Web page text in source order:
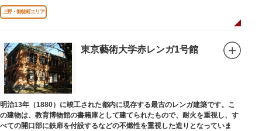
た。
上野・御徒町エリア
東京藝術大学赤レンガ1号館
明治13年（1880）に竣工された都内に現存する最古のレンガ建築です。こ
の建物は、教育博物館の書籍庫として建てられたもので、耐火を重視し、す
べての開口部に鉄扉を付設するなどの不燃性を重視した造りとなっていま